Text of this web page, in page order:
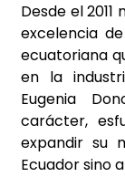
Desde el
excelencia
ecuatoriana
en la
Eugenia
carácter,
expandir su
Ecuador sino